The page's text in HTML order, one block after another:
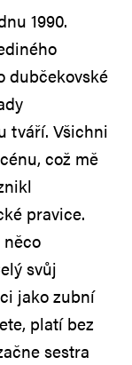
1990.
dubčekovské
tváří. Všichni
což mě
pravice.
svůj
jako zubní
platí bez
sestra